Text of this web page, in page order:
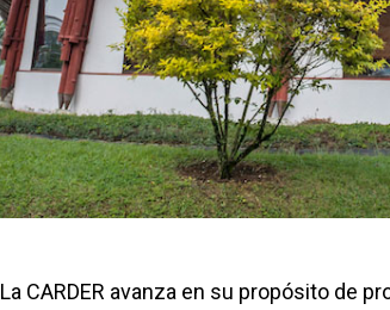
La CARDER avanza en su propósito de